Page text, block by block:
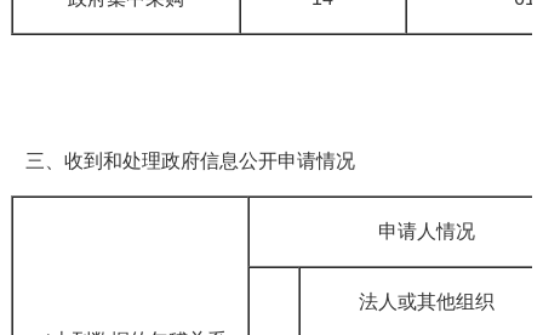
三、收到和处理政府信息公开申请情况
申请人情况
法人或其他组织